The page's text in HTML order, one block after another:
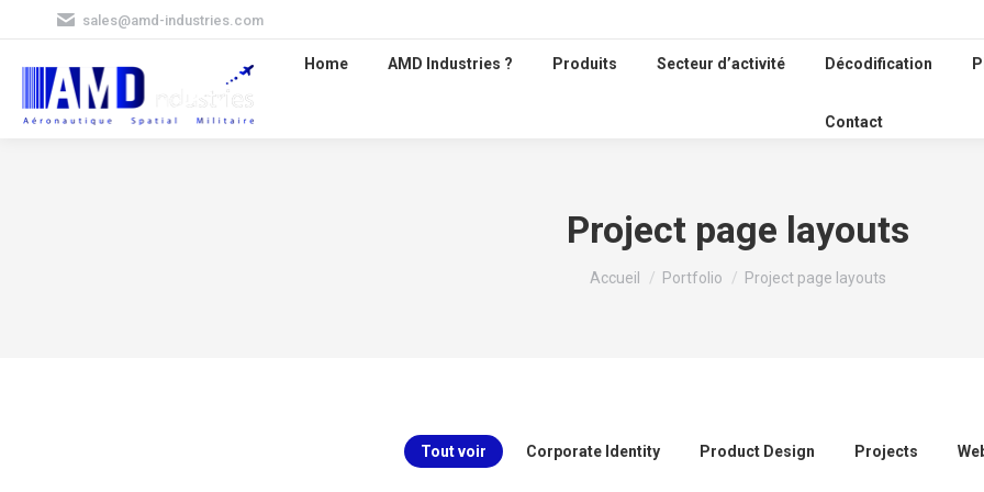
sales@amd-industries.com
Home AMD Industries ? Produits Secteur d’activité Décodification
Contact
Project page layouts
Vous êtes ici :
Accueil Portfolio Project page layouts
Tout voir Corporate Identity Product Design Projects